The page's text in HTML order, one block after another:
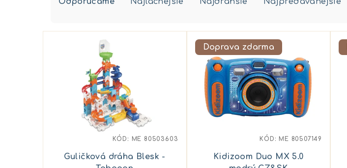
a
Guličková dráha Blesk -
KÓD: ME 80503603
Doprava zdarma
Kidizoom Duo MX 5.0
KÓD: ME 80507149